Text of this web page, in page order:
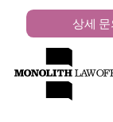
상세 문